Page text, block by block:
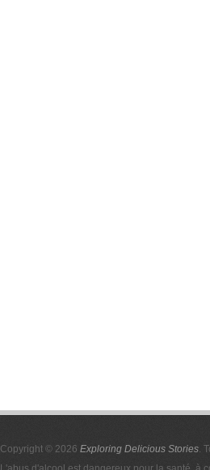
Copyright © 2026 Exploring Delicious Stories.